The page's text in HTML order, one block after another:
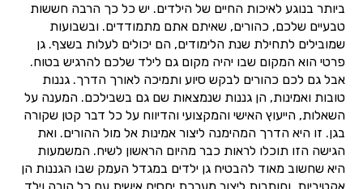
ביותר בנוגע לאיכות החיים של הילדים. יש כל כך הרבה חששות
טבעיים שלכם, כהורים, שאיתם אתם מתמודדים. ובשבועות
שמובילים לתחילת שנת הלימודים, הם יכולים לעלות בשצף. גן
פרטי הוא המקום שבו יהיה מקום גם לילד שלכם להרגיש בטוח.
אבל גם לכם כהורים לבקש סיוע ותמיכה לאורך הדרך. גננות
טובות ואמינות, הן גננות שנמצאות שם גם בשבילכם. המענה על
השאלות, הייעוץ האישי והמקצועי והדיווח על כל דבר קטן שקורה
בגן. זו היא הדרך המהימנה ליצור אמינות אל מול ההורים. ואת
הגישה הזו תוכלו לראות כבר מהיום הראשון לשיח. המשמעות
היא שחשוב מאוד להבטיח גן ילדים במגדל העמק שבו הגננות הן